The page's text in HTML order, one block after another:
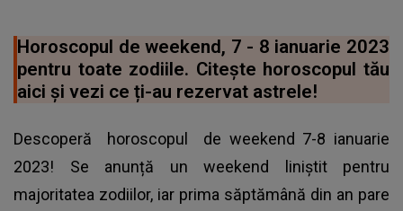
Horoscopul de weekend, 7 - 8 ianuarie 2023
pentru toate zodiile. Citește horoscopul tău
aici și vezi ce ți-au rezervat astrele!
Descoperă horoscopul de weekend 7-8 ianuarie
2023! Se anunță un weekend liniștit pentru
majoritatea zodiilor, iar prima săptămână din an pare